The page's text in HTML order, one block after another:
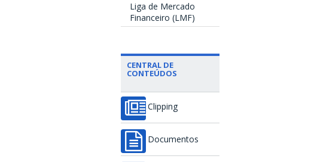
Liga de Mercado
Financeiro (LMF)
CENTRAL DE
CONTEÚDOS
Clipping
Documentos